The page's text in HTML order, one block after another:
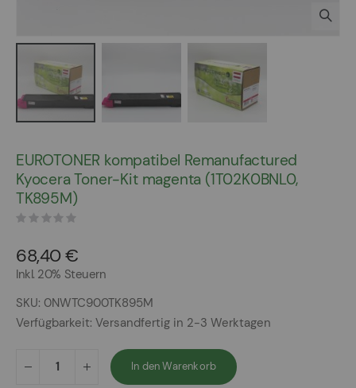
der
Bildergalerie
springen
EUROTONER kompatibel Remanufactured
Kyocera Toner-Kit magenta (1T02K0BNL0,
TK895M)
68,40 €
Inkl. 20% Steuern
SKU 0NWTC900TK895M
Verfügbarkeit: Versandfertig in 2-3 Werktagen
In den Warenkorb